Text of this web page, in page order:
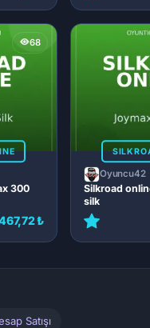
68
300
₺
Oyuncu42
Silkroad
silk
Satışı